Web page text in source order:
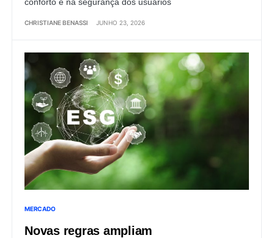
CHRISTIANE BENASSI JUNHO 23, 2026
MERCADO
Novas regras ampliam